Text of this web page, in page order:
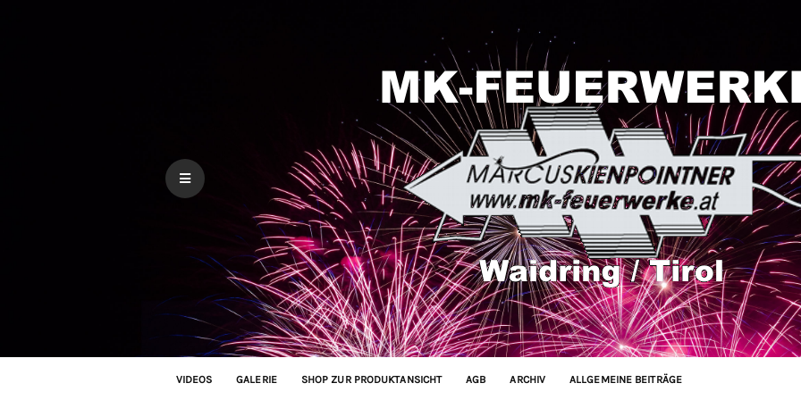
VIDEOS GALERIE SHOP ZUR PRODUKTANSICHT AGB ARCHIV ALLGEMEINE BEITRÄGE